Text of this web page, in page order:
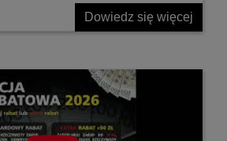
Dowiedz się więcej